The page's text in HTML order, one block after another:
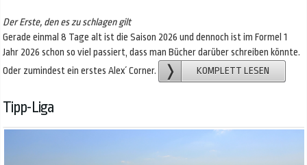
Der Erste, den es zu schlagen gilt
Gerade einmal 8 Tage alt ist die Saison 2026 und dennoch ist im Formel 1
Jahr 2026 schon so viel passiert, dass man Bücher darüber schreiben könnte.
Oder zumindest ein erstes Alex´ Corner.
KOMPLETT LESEN
Tipp-Liga